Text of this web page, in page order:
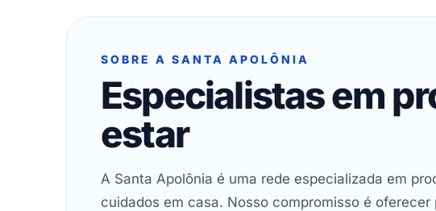
SOBRE A SANTA APOLÔNIA
Especialistas em
estar
A Santa Apolônia é uma rede especializada em
cuidados em casa. Nosso compromisso é